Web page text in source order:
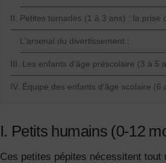
II. Petites tornades (1 à 3 ans) : la prise
L'arsenal du divertissement :
III. Les enfants d'âge préscolaire (3 à 5
IV. Équipe des enfants d'âge scolaire
I. Petits humains (0-12
Ces petites pépites nécessitent tout